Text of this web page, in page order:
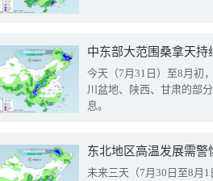
中东部大范围桑拿天
今天（7月31日）至8月初
川盆地、陕西、甘肃的部
息。
东北地区高温发展需
未来三天（7月30日至8月